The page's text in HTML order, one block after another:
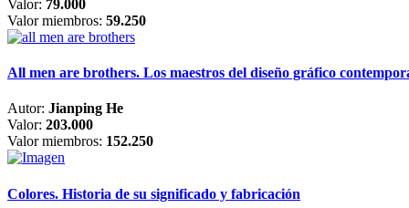
Valor: 79.000
Valor miembros: 59.250
All men are brothers. Los maestros del diseño gráfico
Autor: Jianping He
Valor: 203.000
Valor miembros: 152.250
Colores. Historia de su significado y fabricación